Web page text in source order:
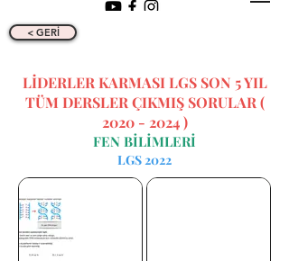
< GERİ
LİDERLER KARMASI LGS SON 5 YIL
TÜM DERSLER ÇIKMIŞ SORULAR (
2020 - 2024)
FEN BİLİMLERİ
LGS 2022